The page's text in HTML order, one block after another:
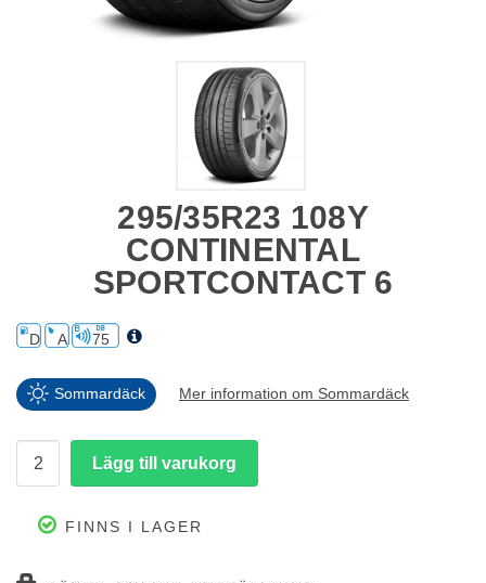
295/35R23 108Y
CONTINENTAL
SPORTCONTACT 6
D A 75
Sommardäck Mer information om Sommardäck
FINNS I LAGER